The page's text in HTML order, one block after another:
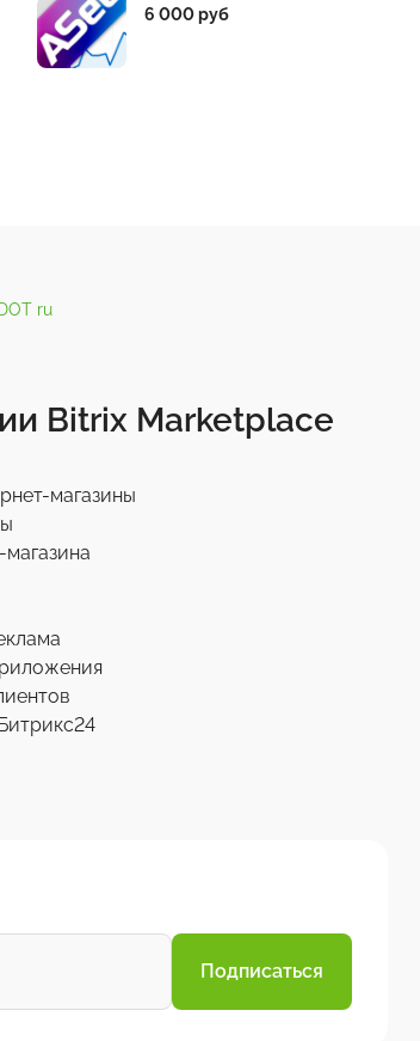
6 000 руб
ru
Bitrix Marketplace
магазины
Подписаться